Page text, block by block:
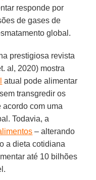
responde por
de gases de
global.
prestigiosa revista
al, 2020) mostra
atual pode alimentar
transgredir os
com uma
Todavia, a
– alterando
a dieta cotidiana
até 10 bilhões